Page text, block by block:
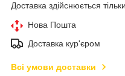
Доставка здійснюється
Нова Пошта
Доставка кур'єром
Всі умови доставки